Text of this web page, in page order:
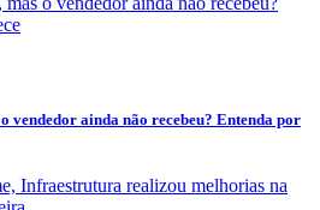
vendedor ainda não recebeu? Entenda por